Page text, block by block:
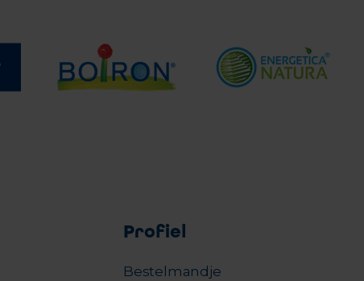
Profiel
Bestelmandje